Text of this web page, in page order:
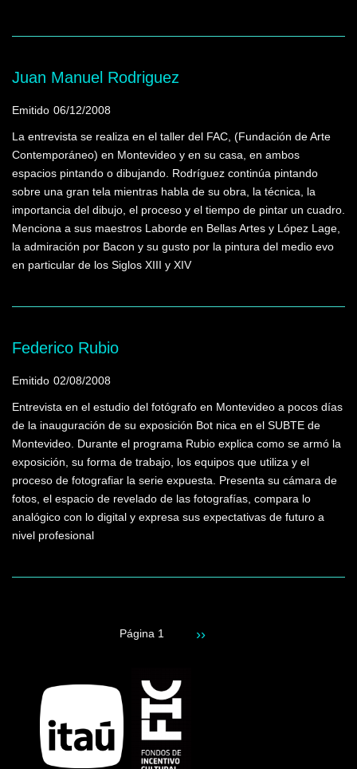
Juan Manuel Rodriguez
Emitido 06/12/2008
La entrevista se realiza en el taller del FAC, (Fundación de Arte
Contemporáneo) en Montevideo y en su casa, en ambos
espacios pintando o dibujando. Rodríguez continúa pintando
sobre una gran tela mientras habla de su obra, la técnica, la
importancia del dibujo, el proceso y el tiempo de pintar un cuadro.
Menciona a sus maestros Laborde en Bellas Artes y López Lage,
la admiración por Bacon y su gusto por la pintura del medio evo
en particular de los Siglos XIII y XIV
Federico Rubio
Emitido 02/08/2008
Entrevista en el estudio del fotógrafo en Montevideo a pocos días
de la inauguración de su exposición Bot nica en el SUBTE de
Montevideo. Durante el programa Rubio explica como se armó la
exposición, su forma de trabajo, los equipos que utiliza y el
proceso de fotografiar la serie expuesta. Presenta su cámara de
fotos, el espacio de revelado de las fotografías, compara lo
analógico con lo digital y expresa sus expectativas de futuro a
nivel profesional
Página 1
Siguiente
››